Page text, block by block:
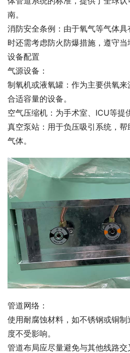
南。
消防安全条例：由于氧气等气体
时还需考虑防火防爆措施，遵守当
设备配置
气源设备：
制氧机或液氧罐：作为主要供氧
合适容量的设备。
空气压缩机：为手术室、ICU等提
真空泵站：用于负压吸引系统，
气体。
管道网络：
使用耐腐蚀材料，如不锈钢或铜
度不受影响。
管道布局应尽量避免与其他线路交